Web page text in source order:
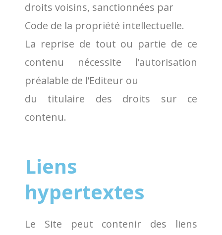
droits voisins, sanctionnées par
Code de la propriété intellectuelle.
La reprise de tout ou partie de ce
contenu nécessite l’autorisation
préalable de l’Editeur ou
du titulaire des droits sur ce
contenu.
Liens
hypertextes
Le Site peut contenir des liens